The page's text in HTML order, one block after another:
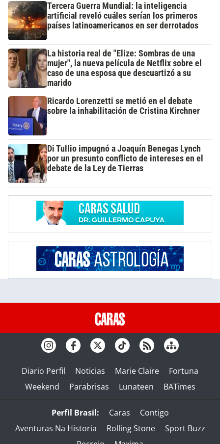
Tercera Guerra Mundial: la inteligencia
artificial reveló cuáles serían los primeros
países latinoamericanos en ser derrotados
La historia real de "Elize: Sombras de una
mujer", la nueva película de Netflix sobre el
caso de una esposa que descuartizó a su
marido
Ricardo Lorenzetti se metió en el debate
sobre la inhabilitación de Cristina Kirchner
Di Tullio impugnó a Joaquín Benegas Lynch
por un presunto conflicto de intereses en el
debate de la Ley de Tierras
Diario Perfil Noticias Marie Claire
Fortuna
Weekend
Parabrisas Lunateen BATimes
Perfil Brasil: Caras
Contigo
Aventuras Na Historia
Rolling Stone
Sport Buzz